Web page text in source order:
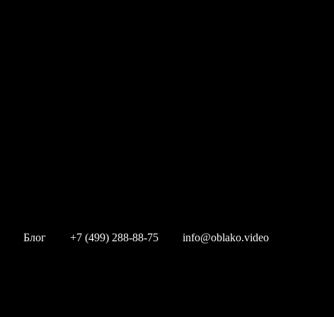
Блог +7 (499) 288-88-75 info@oblako.video